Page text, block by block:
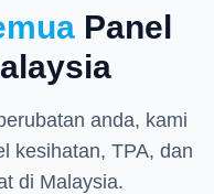
Panel
anda, kami
kesihatan, TPA, dan
di Malaysia.